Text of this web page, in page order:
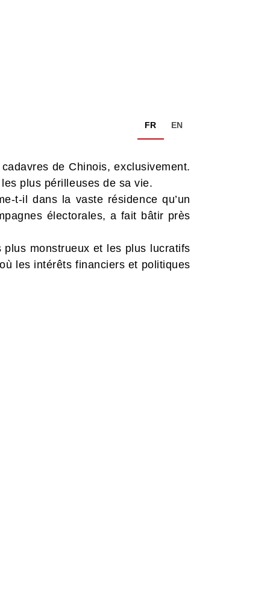
FR EN
de Chinois, exclusivement.
plus périlleuses de sa vie.
t-il dans la vaste résidence qu’un
électorales, a fait bâtir près
plus monstrueux et les plus lucratifs
les intérêts financiers et politiques